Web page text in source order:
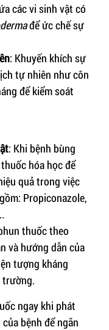
các vi sinh vật có
để ức chế sự
: Khuyến khích sự
tự nhiên như côn
để kiểm soát
: Khi bệnh bùng
hóa học để
quả trong việc
Propiconazole,
thuốc theo
và hướng dẫn của
tượng kháng
trường.
ngay khi phát
bệnh để ngăn